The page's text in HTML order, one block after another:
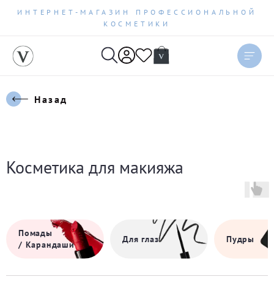
ИНТЕРНЕТ-МАГАЗИН ПРОФЕССИОНАЛЬНОЙ
КОСМЕТИКИ
Назад
Косметика для макияжа
Помады
/ Карандаши
Для глаз Пудры